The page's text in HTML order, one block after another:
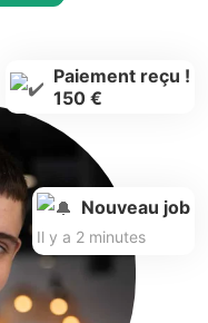
Paiement reçu !
150 €
Nouveau job
Il y a 2 minutes